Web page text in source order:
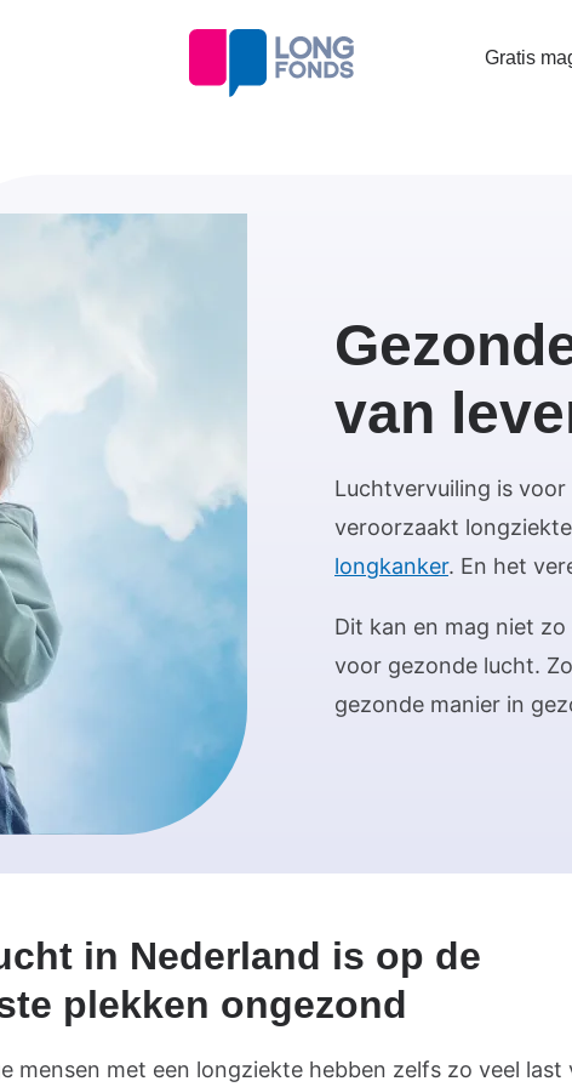
Gratis
van
Luchtvervuiling is
veroorzaakt
longkanker. En het
Dit kan en mag niet
voor gezonde lucht.
gezonde manier in
in Nederland is op de
plekken ongezond
mensen met een longziekte hebben zelfs zo veel last